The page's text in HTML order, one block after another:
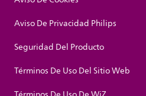
Aviso De Privacidad Philips
Seguridad Del Producto
Términos De Uso Del Sitio Web